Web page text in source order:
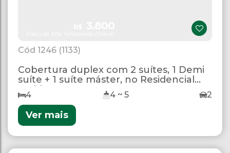
1246 (1133)
Cobertura duplex com 2 suítes, 1 Demi
suíte + 1 suíte máster, no Residencial
WaldGarten
4 4 ~ 5 2
Ver mais